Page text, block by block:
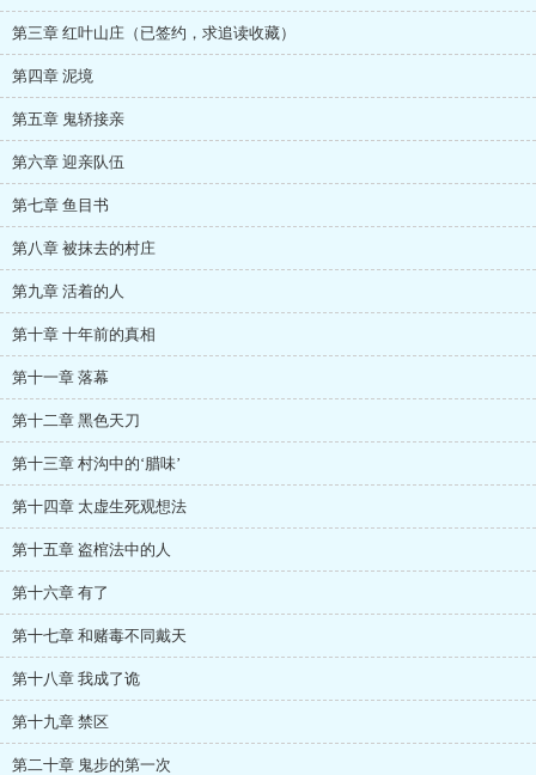
第三章 红叶山庄（已签约，求追读收藏）
第四章 泥境
第五章 鬼轿接亲
第六章 迎亲队伍
第七章 鱼目书
第八章 被抹去的村庄
第九章 活着的人
第十章 十年前的真相
第十一章 落幕
第十二章 黑色天刀
第十三章 村沟中的‘腊味’
第十四章 太虚生死观想法
第十五章 盗棺法中的人
第十六章 有了
第十七章 和赌毒不同戴天
第十八章 我成了诡
第十九章 禁区
第二十章 鬼步的第一次